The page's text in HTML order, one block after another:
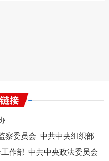
察委员会 中共中央组织部
作部 中共中央政法委员会